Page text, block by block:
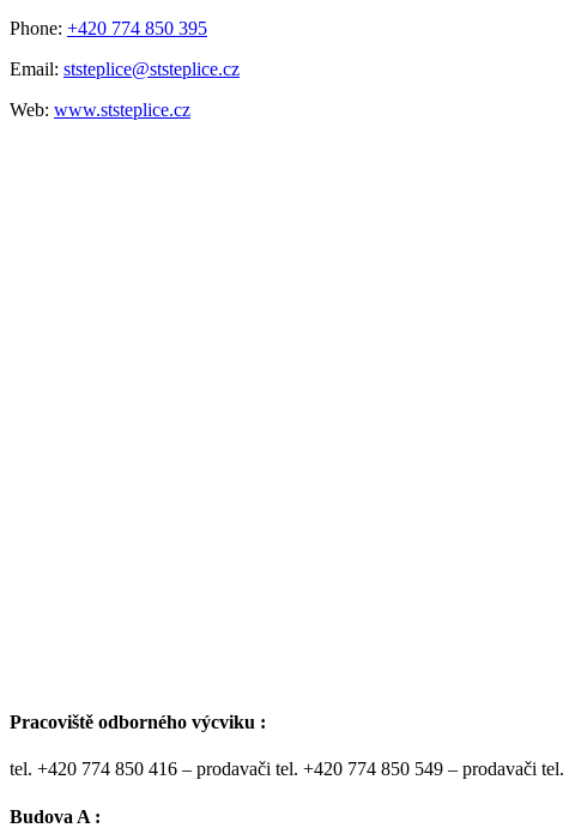
Phone: +420 774 850 395
Email: ststeplice@ststeplice.cz
Web: www.ststeplice.cz
Pracoviště odborného výcviku :
tel. +420 774 850 416 – prodavači tel. +420 774 850 549 – prodavači
Budova A :